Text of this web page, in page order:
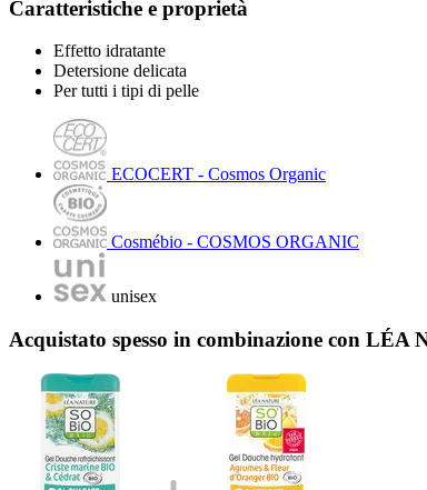
Caratteristiche e proprietà
Effetto idratante
Detersione delicata
Per tutti i tipi di pelle
ECOCERT - Cosmos Organic
Cosmébio - COSMOS ORGANIC
unisex
Acquistato spesso in combinazione con